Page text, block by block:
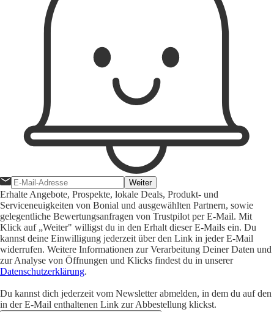
Weiter
Erhalte Angebote, Prospekte, lokale Deals, Produkt- und
Serviceneuigkeiten von Bonial und ausgewählten Partnern, sowie
gelegentliche Bewertungsanfragen von Trustpilot per E-Mail. Mit
Klick auf „Weiter" willigst du in den Erhalt dieser E-Mails ein. Du
kannst deine Einwilligung jederzeit über den Link in jeder E-Mail
widerrufen. Weitere Informationen zur Verarbeitung Deiner Daten und
zur Analyse von Öffnungen und Klicks findest du in unserer
Datenschutzerklärung.
Du kannst dich jederzeit vom Newsletter abmelden, in dem du auf den
in der E-Mail enthaltenen Link zur Abbestellung klickst.